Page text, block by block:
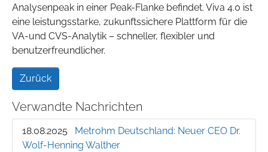
Analysenpeak in einer Peak-Flanke befindet. Viva 4.0 ist
eine leistungsstarke, zukunftssichere Plattform für die
VA-und CVS-Analytik – schneller, flexibler und
benutzerfreundlicher.
Zurück
Verwandte Nachrichten
18.08.2025
Metrohm Deutschland: Neuer CEO Dr.
Wolf-Henning Walther